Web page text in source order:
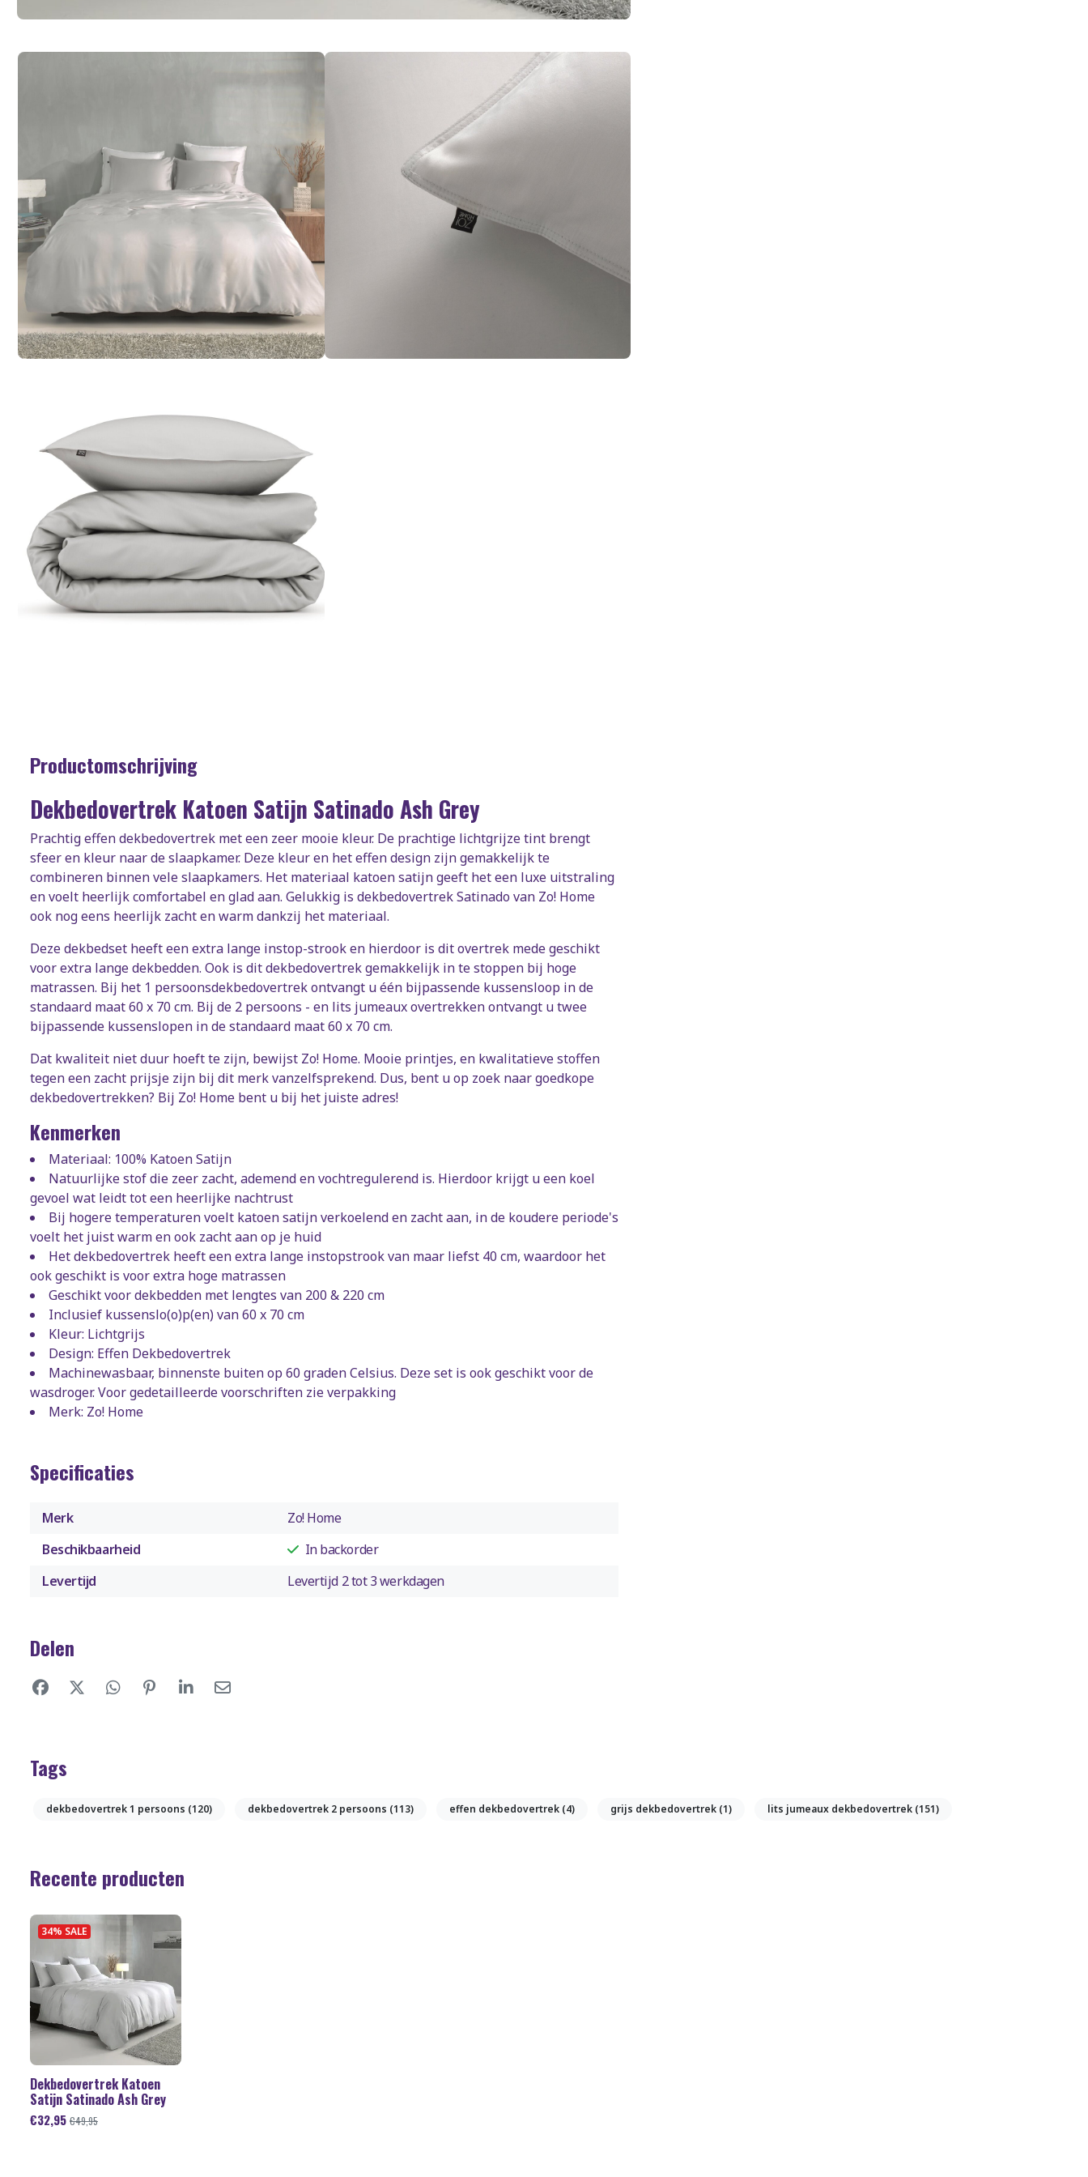
Productomschrijving
Dekbedovertrek Katoen Satijn Satinado Ash Grey
Prachtig effen dekbedovertrek met een zeer mooie kleur. De prachtige lichtgrijze tint brengt
sfeer en kleur naar de slaapkamer. Deze kleur en het effen design zijn gemakkelijk te
combineren binnen vele slaapkamers. Het materiaal katoen satijn geeft het een luxe uitstraling
en voelt heerlijk comfortabel en glad aan. Gelukkig is dekbedovertrek Satinado van Zo! Home
ook nog eens heerlijk zacht en warm dankzij het materiaal.
Deze dekbedset heeft een extra lange instop-strook en hierdoor is dit overtrek mede geschikt
voor extra lange dekbedden. Ook is dit dekbedovertrek gemakkelijk in te stoppen bij hoge
matrassen. Bij het 1 persoonsdekbedovertrek ontvangt u één bijpassende kussensloop in de
standaard maat 60 x 70 cm. Bij de 2 persoons - en lits jumeaux overtrekken ontvangt u twee
bijpassende kussenslopen in de standaard maat 60 x 70 cm.
Dat kwaliteit niet duur hoeft te zijn, bewijst Zo! Home. Mooie printjes, en kwalitatieve stoffen
tegen een zacht prijsje zijn bij dit merk vanzelfsprekend. Dus, bent u op zoek naar goedkope
dekbedovertrekken? Bij Zo! Home bent u bij het juiste adres!
Kenmerken
Materiaal: 100% Katoen Satijn
Natuurlijke stof die zeer zacht, ademend en vochtregulerend is. Hierdoor krijgt u een koel
gevoel wat leidt tot een heerlijke nachtrust
Bij hogere temperaturen voelt katoen satijn verkoelend en zacht aan, in de koudere periode's
voelt het juist warm en ook zacht aan op je huid
Het dekbedovertrek heeft een extra lange instopstrook van maar liefst 40 cm, waardoor het
ook geschikt is voor extra hoge matrassen
Geschikt voor dekbedden met lengtes van 200 & 220 cm
Inclusief kussenslo(o)p(en) van 60 x 70 cm
Kleur: Lichtgrijs
Design: Effen Dekbedovertrek
Machinewasbaar, binnenste buiten op 60 graden Celsius. Deze set is ook geschikt voor de
wasdroger. Voor gedetailleerde voorschriften zie verpakking
Merk: Zo! Home
Specificaties
Merk
Zo! Home
Beschikbaarheid
In backorder
Levertijd
Levertijd 2 tot 3 werkdagen
Delen
Tags
dekbedovertrek 1 persoons (120) dekbedovertrek 2 persoons (113) effen dekbedovertrek (4) grijs dekbedovertrek (1) lits jumeaux dekbedovertrek (151)
Recente producten
34% SALE
Dekbedovertrek Katoen
Satijn Satinado Ash Grey
€32,95 €49,95